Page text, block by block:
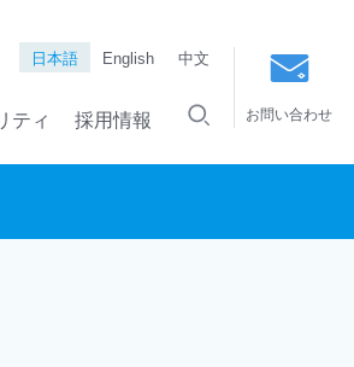
日本語 English 中文
ティ 採用情報 お問い合わせ